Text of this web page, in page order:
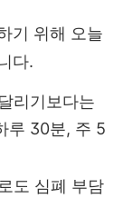
기 위해 오늘
다.
리기보다는
루 30분, 주 5
도 심폐 부담